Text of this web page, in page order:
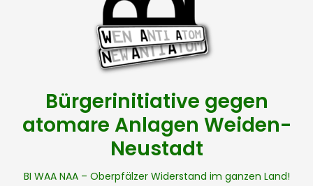
Bürgerinitiative gegen
atomare Anlagen Weiden-
Neustadt
BI WAA NAA – Oberpfälzer Widerstand im ganzen Land!